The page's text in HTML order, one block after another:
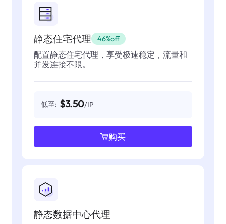
静态住宅代理 46%off
配置静态住宅代理，享受极速稳定，流量和
并发连接不限。
低至: $3.50/IP
购买
静态数据中心代理